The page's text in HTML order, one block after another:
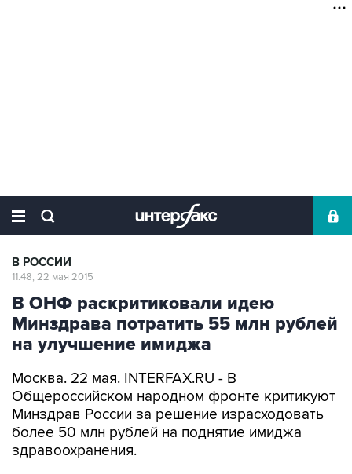
В РОССИИ
11:48, 22 мая 2015
В ОНФ раскритиковали идею
Минздрава потратить 55 млн рублей
на улучшение имиджа
Москва. 22 мая. INTERFAX.RU - В
Общероссийском народном фронте критикуют
Минздрав России за решение израсходовать
более 50 млн рублей на поднятие имиджа
здравоохранения.